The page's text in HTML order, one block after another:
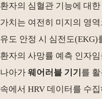
환자의 심혈관 기능에 대
가치는 여전히 미지의 영
유도 안정 시 심전도(EKG)
환자의 사망률 예측 인자
나아가 웨어러블 기기 를
속에서 HRV 데이터를 수